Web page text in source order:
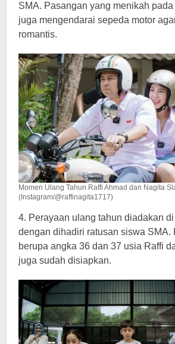
SMA. Pasangan yang menikah
juga mengendarai sepeda motor
romantis.
Momen Ulang Tahun Raffi Ahmad dan Nagita
(Instagram/@raffinagita1717)
4. Perayaan ulang tahun diadakan
dengan dihadiri ratusan siswa SMA.
berupa angka 36 dan 37 usia Raffi
juga sudah disiapkan.